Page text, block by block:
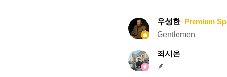
우성한 Premium
Gentlemen
최시온
🪶